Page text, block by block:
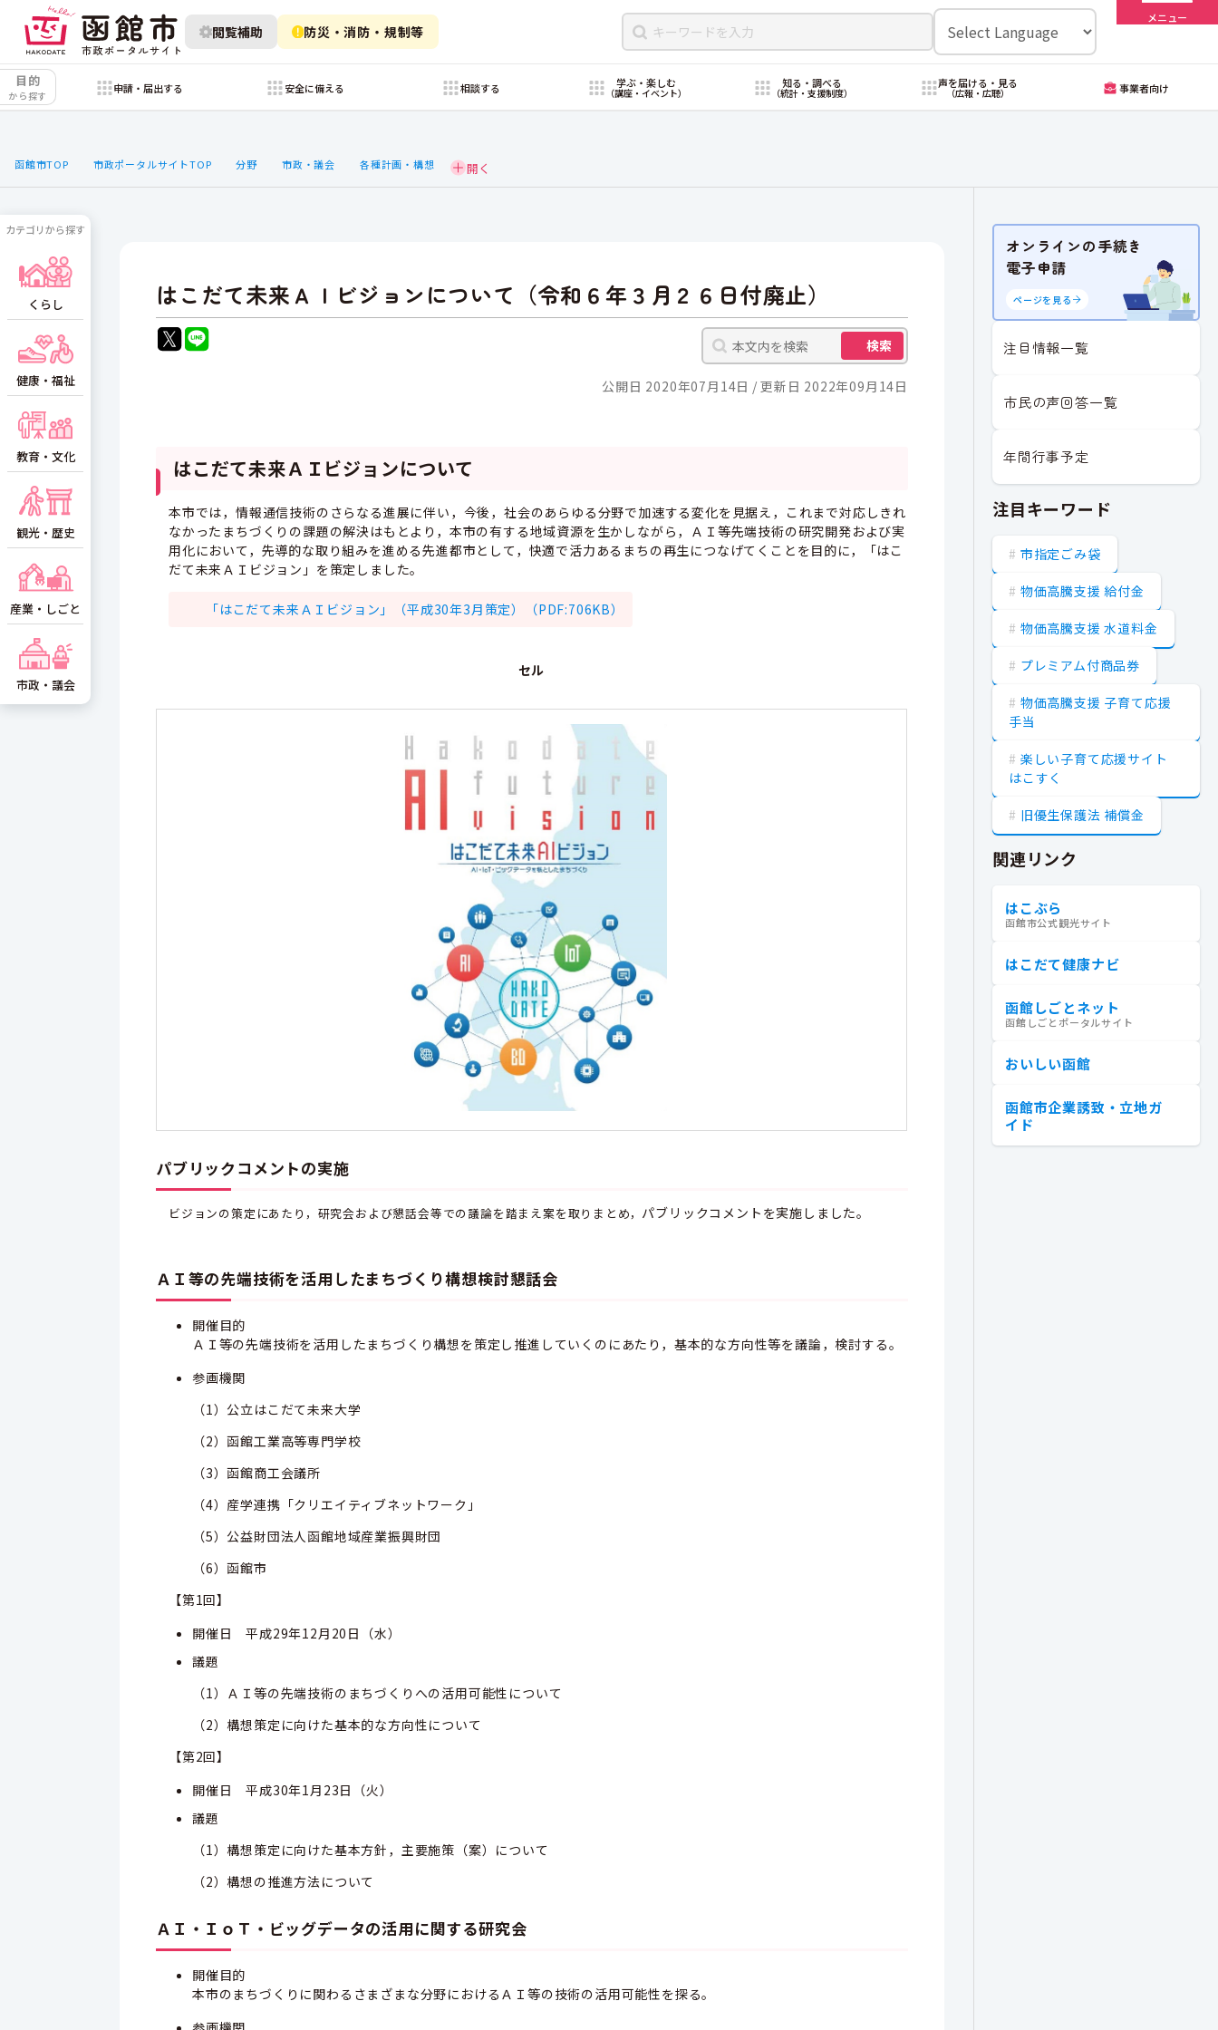
閲覧補助 防災・消防・規制等
メニュー
目的
から探す
申請・届出する 安全に備える 相談する 学ぶ・楽しむ
（講座・イベント）
知る・調べる
（統計・支援制度）
声を届ける・見る
（広報・広聴） 事業者向け
函館市TOP 市政ポータルサイトTOP 分野 市政・議会 各種計画・構想
はこだて未来ＡＩビジョンについて（令和６年３月２６日付廃止）
検索
公開日 2020年07月14日 更新日 2022年09月14日
はこだて未来ＡＩビジョンについて
本市では，情報通信技術のさらなる進展に伴い，今後，社会のあらゆる分野で加速する変化を見据え，これまで対応しきれ
なかったまちづくりの課題の解決はもとより，本市の有する地域資源を生かしながら，ＡＩ等先端技術の研究開発および実
用化において，先導的な取り組みを進める先進都市として，快適で活力あるまちの再生につなげてくことを目的に，「はこ
だて未来ＡＩビジョン」を策定しました。
「はこだて未来ＡＩビジョン」（平成30年3月策定）（PDF:706KB）
セル
パブリックコメントの実施
ビジョンの策定にあたり，研究会および懇話会等での議論を踏まえ案を取りまとめ， パブリックコメントを実施しました。
ＡＩ等の先端技術を活用したまちづくり構想検討懇話会
開催目的
ＡＩ等の先端技術を活用したまちづくり構想を策定し推進していくのにあたり，基本的な方向性等を議論，検討する。
参画機関
（1）公立はこだて未来大学
（2）函館工業高等専門学校
（3）函館商工会議所
（4）産学連携「クリエイティブネットワーク」
（5）公益財団法人函館地域産業振興財団
（6）函館市
【第1回】
開催日 平成29年12月20日（水）
議題
（1）ＡＩ等の先端技術のまちづくりへの活用可能性について
（2）構想策定に向けた基本的な方向性について
【第2回】
開催日 平成30年1月23日（火）
議題
（1）構想策定に向けた基本方針，主要施策（案）について
（2）構想の推進方法について
ＡＩ・ＩｏＴ・ビッグデータの活用に関する研究会
開催目的
本市のまちづくりに関わるさまざまな分野におけるＡＩ等の技術の活用可能性を探る。
カテゴリから探す
くらし
健康・福祉
教育・文化
観光・歴史
産業・しごと
市政・議会
オンラインの手続き
電子申請
ページを見る
注目情報一覧
市民の声回答一覧
年間行事予定
注目キーワード
市指定ごみ袋
物価高騰支援 給付金
物価高騰支援 水道料金
プレミアム付商品券
物価高騰支援 子育て応援
手当
楽しい子育て応援サイト
はこすく
旧優生保護法 補償金
関連リンク
はこぶら
函館市公式観光サイト
はこだて健康ナビ
函館しごとネット
函館しごとポータルサイト
おいしい函館
函館市企業誘致・立地ガ
イド